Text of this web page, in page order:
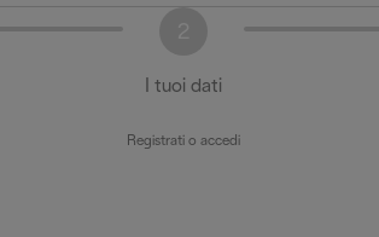
I tuoi dati
Registrati o accedi